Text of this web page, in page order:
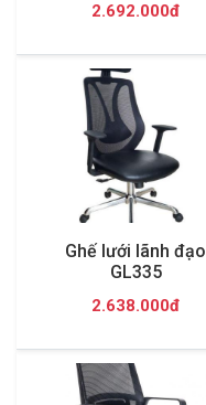
2.692.000đ
Ghế lưới lãnh đạo
GL335
2.638.000đ